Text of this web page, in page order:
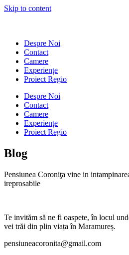
Skip to content
Despre Noi
Contact
Camere
Experiențe
Proiect Regio
Despre Noi
Contact
Camere
Experiențe
Proiect Regio
Blog
Pensiunea Coroniţa vine in
ireprosabile
Te invităm să ne fi oaspete, în locul
vei trăi din plin viața în Maramureș.
pensiuneacoronita@gmail.com